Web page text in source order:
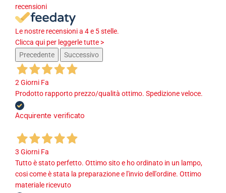
recensioni
Le nostre recensioni a 4 e 5 stelle.
Clicca qui per leggerle tutte >
Precedente
Successivo
2 Giorni Fa
Prodotto rapporto prezzo/qualità ottimo. Spedizione veloce.
Acquirente verificato
3 Giorni Fa
Tutto è stato perfetto. Ottimo sito e ho ordinato in un lampo,
cosi come è stata la preparazione e l'invio dell'ordine. Ottimo
materiale ricevuto